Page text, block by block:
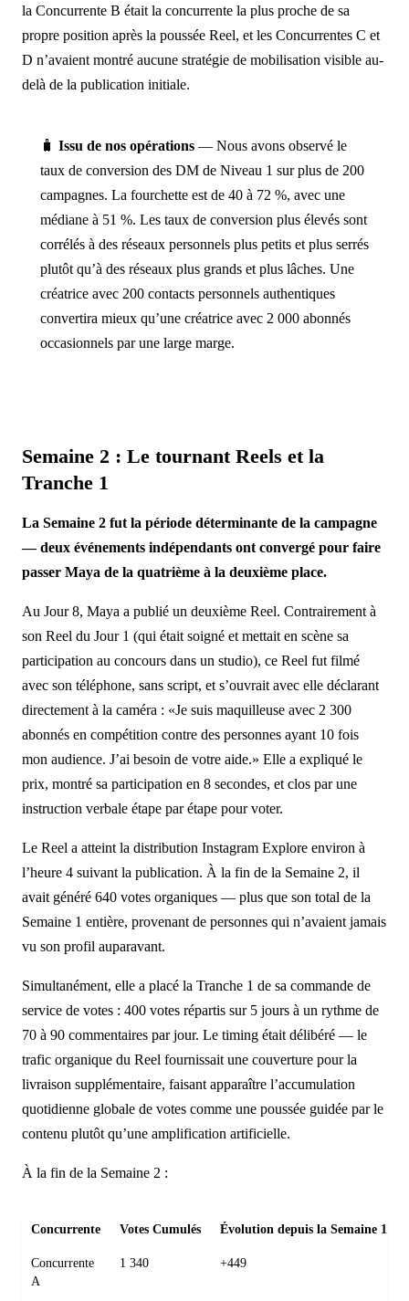
la Concurrente B était la concurrente la plus proche de sa
propre position après la poussée Reel, et les Concurrentes C et
D n’avaient montré aucune stratégie de mobilisation visible au-
delà de la publication initiale.
🧳 Issu de nos opérations — Nous avons observé le
taux de conversion des DM de Niveau 1 sur plus de 200
campagnes. La fourchette est de 40 à 72 %, avec une
médiane à 51 %. Les taux de conversion plus élevés sont
corrélés à des réseaux personnels plus petits et plus serrés
plutôt qu’à des réseaux plus grands et plus lâches. Une
créatrice avec 200 contacts personnels authentiques
convertira mieux qu’une créatrice avec 2 000 abonnés
occasionnels par une large marge.
Semaine 2 : Le tournant Reels et la
Tranche 1
La Semaine 2 fut la période déterminante de la campagne
— deux événements indépendants ont convergé pour faire
passer Maya de la quatrième à la deuxième place.
Au Jour 8, Maya a publié un deuxième Reel. Contrairement à
son Reel du Jour 1 (qui était soigné et mettait en scène sa
participation au concours dans un studio), ce Reel fut filmé
avec son téléphone, sans script, et s’ouvrait avec elle déclarant
directement à la caméra : «Je suis maquilleuse avec 2 300
abonnés en compétition contre des personnes ayant 10 fois
mon audience. J’ai besoin de votre aide.» Elle a expliqué le
prix, montré sa participation en 8 secondes, et clos par une
instruction verbale étape par étape pour voter.
Le Reel a atteint la distribution Instagram Explore environ à
l’heure 4 suivant la publication. À la fin de la Semaine 2, il
avait généré 640 votes organiques — plus que son total de la
Semaine 1 entière, provenant de personnes qui n’avaient jamais
vu son profil auparavant.
Simultanément, elle a placé la Tranche 1 de sa commande de
service de votes : 400 votes répartis sur 5 jours à un rythme de
70 à 90 commentaires par jour. Le timing était délibéré — le
trafic organique du Reel fournissait une couverture pour la
livraison supplémentaire, faisant apparaître l’accumulation
quotidienne globale de votes comme une poussée guidée par le
contenu plutôt qu’une amplification artificielle.
À la fin de la Semaine 2 :
Concurrente Votes Cumulés Évolution depuis la Semaine 1
Concurrente
A
1 340 +449